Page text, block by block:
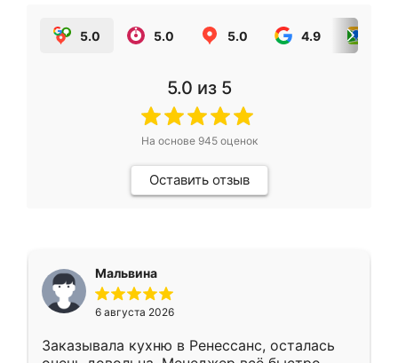
5.0 5.0 5.0 4.9
5.0 из 5
На основе 945оценок
Оставить отзыв
Мальвина
6 августа 2026
Заказывала кухню в Ренессанс, осталась